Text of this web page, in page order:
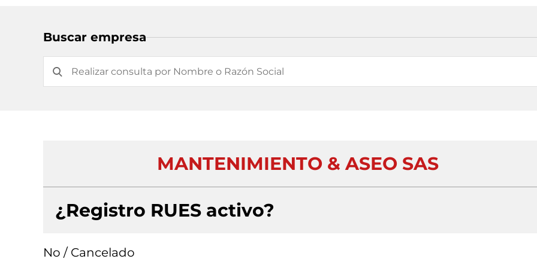
Buscar empresa
MANTENIMIENTO & ASEO SAS
¿Registro RUES activo?
No / Cancelado